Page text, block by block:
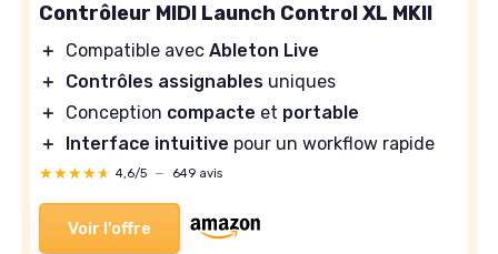
Contrôleur MIDI Launch Control XL MKII
＋ Compatible avec Ableton Live
＋
Contrôles assignables uniques
＋
Conception compacte et portable
＋
Interface intuitive pour un workflow rapide
★★★★★
★★★★★ 4,6/5 — 649 avis
Voir l'offre